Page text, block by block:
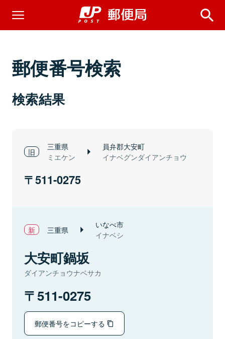
郵便番号検索
検索結果
三重県
ミエケン
員弁郡大安町
イナベグンダイアンチョウ
511-0275
三重県 いなべ市
イナベシ
大安町鍋坂
ダイアンチョウナベサカ
511-0275
郵便番号をコピーする